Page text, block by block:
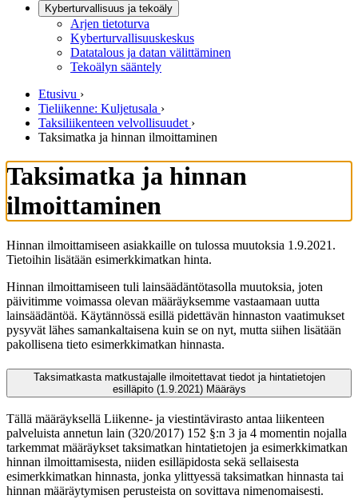
Kyberturvallisuus ja tekoäly
Arjen tietoturva
Kyberturvallisuuskeskus
Datatalous ja datan välittäminen
Tekoälyn sääntely
Etusivu ›
Tieliikenne: Kuljetusala ›
Taksiliikenteen velvollisuudet ›
Taksimatka ja hinnan ilmoittaminen
Taksimatka ja hinnan
ilmoittaminen
Hinnan ilmoittamiseen asiakkaille on tulossa muutoksia 1.9.2021.
Tietoihin lisätään esimerkkimatkan hinta.
Hinnan ilmoittamiseen tuli lainsäädäntötasolla muutoksia, joten
päivitimme voimassa olevan määräyksemme vastaamaan uutta
lainsäädäntöä. Käytännössä esillä pidettävän hinnaston vaatimukset
pysyvät lähes samankaltaisena kuin se on nyt, mutta siihen lisätään
pakollisena tieto esimerkkimatkan hinnasta.
Taksimatkasta matkustajalle ilmoitettavat tiedot ja hintatietojen
esilläpito (1.9.2021) Määräys
Tällä määräyksellä Liikenne- ja viestintävirasto antaa liikenteen
palveluista annetun lain (320/2017) 152 §:n 3 ja 4 momentin nojalla
tarkemmat määräykset taksimatkan hintatietojen ja esimerkkimatkan
hinnan ilmoittamisesta, niiden esilläpidosta sekä sellaisesta
esimerkkimatkan hinnasta, jonka ylittyessä taksimatkan hinnasta tai
hinnan määräytymisen perusteista on sovittava nimenomaisesti.